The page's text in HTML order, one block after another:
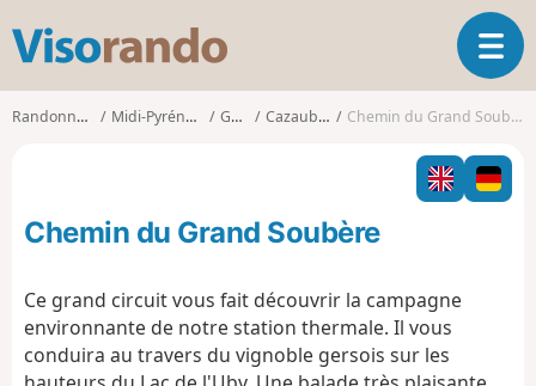
s
o
o
O
u
i
r
l
Randonnées Midi-Pyrénées Gers Cazaubon Chemin du Grand Soubère
Chemin du Grand Soubère
Ce grand circuit vous fait découvrir la campagne
environnante de notre station thermale. Il vous
conduira au travers du vignoble gersois sur les